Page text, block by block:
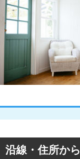
沿線・住所か